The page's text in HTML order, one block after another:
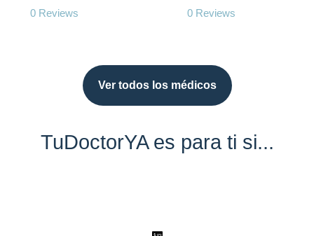
0 Reviews 0 Reviews
Ver todos los médicos
TuDoctorYA es para ti si...